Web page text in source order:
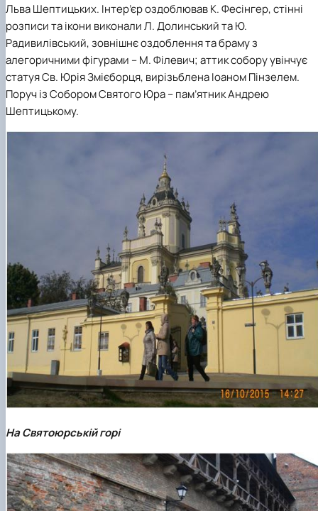
Льва Шептицьких. Інтер’єр оздоблював К. Фесінгер, стінні
розписи та ікони виконали Л. Долинський та Ю.
Радивилівський, зовнішнє оздоблення та браму з
алегоричними фігурами – М. Філевич; аттик собору увінчує
статуя Св. Юрія Змієборця, вирізьблена Іоаном Пінзелем.
Поруч із Собором Святого Юра – пам’ятник Андрею
Шептицькому.
На Святоюрській горі